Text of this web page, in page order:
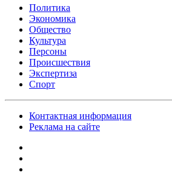
Политика
Экономика
Общество
Культура
Персоны
Происшествия
Экспертиза
Спорт
Контактная информация
Реклама на сайте